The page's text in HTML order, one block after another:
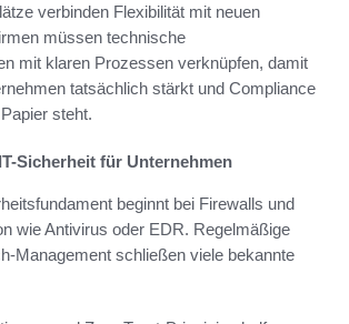
verbinden Flexibilität mit neuen
müssen technische
mit klaren Prozessen verknüpfen, damit
tatsächlich stärkt und Compliance
steht.
Sicherheit für Unternehmen
beginnt bei Firewalls und
wie Antivirus oder EDR. Regelmäßige
Management schließen viele bekannte